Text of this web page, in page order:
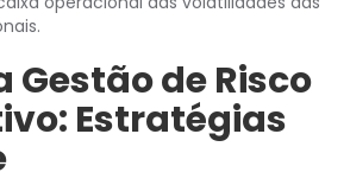
Gestão de Risco
Estratégias